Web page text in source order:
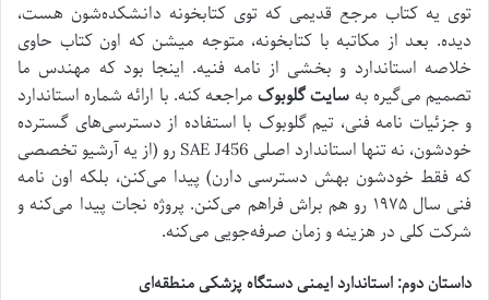
توی یه کتاب مرجع قدیمی که توی کتابخونه دانشکده‌شون هست،
دیده. بعد از مکاتبه با کتابخونه، متوجه میشن که اون کتاب حاوی
خلاصه استاندارد و بخشی از نامه فنیه. اینجا بود که مهندس ما
تصمیم می‌گیره بهسایت گلوبوکمراجعه کنه. با ارائه شماره استاندارد
و جزئیات نامه فنی، تیم گلوبوک با استفاده از دسترسی‌های گسترده
خودشون، نه تنها استاندارد اصلی SAE J456 رو (از یه آرشیو تخصصی
که فقط خودشون بهش دسترسی دارن) پیدا می‌کنن، بلکه اون نامه
فنی سال ۱۹۷۵ رو هم براش فراهم می‌کنن. پروژه نجات پیدا می‌کنه و
شرکت کلی در هزینه و زمان صرفه‌جویی می‌کنه.
داستان دوم: استاندارد ایمنی دستگاه پزشکی منطقه‌ای